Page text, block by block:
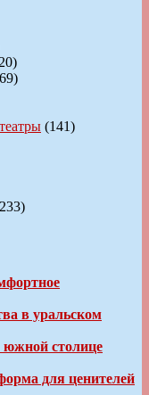
(141)
в уральском
южной столице
для ценителей